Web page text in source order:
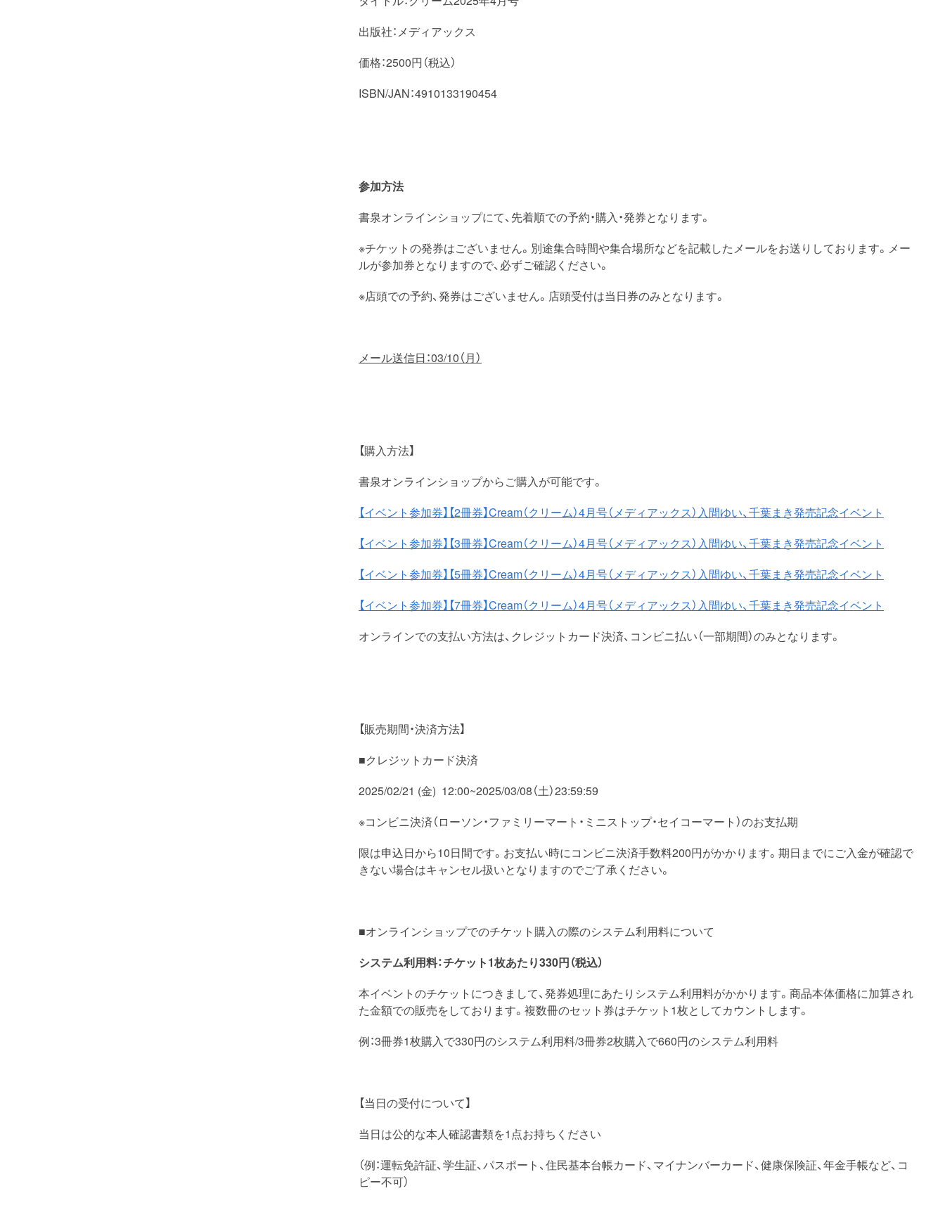
出版社：メディアックス
価格：2500円（税込）
ISBN/JAN：4910133190454
参加方法
書泉オンラインショップにて、先着順での予約・購入・発券となります。
※チケットの発券はございません。別途集合時間や集合場所などを記載したメールをお送りしております。メー
ルが参加券となりますので、必ずご確認ください。
※店頭での予約、発券はございません。店頭受付は当日券のみとなります。
メール送信日：03/10（月）
【購入方法】
書泉オンラインショップからご購入が可能です。
【イベント参加券】【2冊券】Cream（クリーム）4月号（メディアックス）入間ゆい、千葉まき発売記念イベント
【イベント参加券】【3冊券】Cream（クリーム）4月号（メディアックス）入間ゆい、千葉まき発売記念イベント
【イベント参加券】【5冊券】Cream（クリーム）4月号（メディアックス）入間ゆい、千葉まき発売記念イベント
【イベント参加券】【7冊券】Cream（クリーム）4月号（メディアックス）入間ゆい、千葉まき発売記念イベント
オンラインでの支払い方法は、クレジットカード決済、コンビニ払い（一部期間）のみとなります。
【販売期間・決済方法】
■クレジットカード決済
2025/02/21 (金) 12:00~2025/03/08（土）23:59:59
※コンビニ決済（ローソン・ファミリーマート・ミニストップ・セイコーマート）のお支払期
限は申込日から10日間です。お支払い時にコンビニ決済手数料200円がかかります。期日までにご入金が確認で
きない場合はキャンセル扱いとなりますのでご了承ください。
■オンラインショップでのチケット購入の際のシステム利用料について
システム利用料：チケット1枚あたり330円（税込）
本イベントのチケットにつきまして、発券処理にあたりシステム利用料がかかります。商品本体価格に加算され
た金額での販売をしております。複数冊のセット券はチケット1枚としてカウントします。
例：3冊券1枚購入で330円のシステム利用料/3冊券2枚購入で660円のシステム利用料
【当日の受付について】
当日は公的な本人確認書類を1点お持ちください
（例：運転免許証、学生証、パスポート、住民基本台帳カード、マイナンバーカード、健康保険証、年金手帳など、コ
ピー不可）